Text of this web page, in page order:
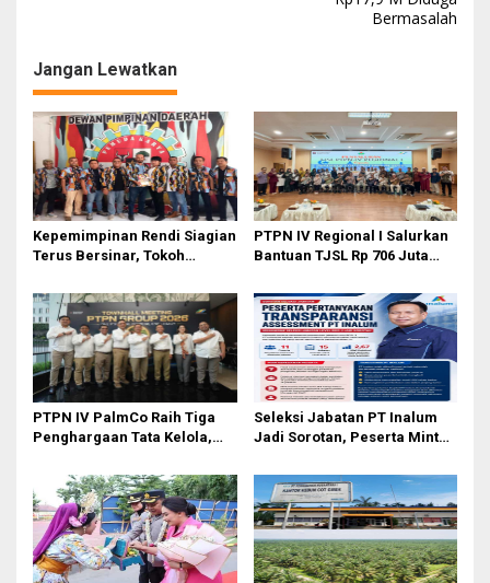
a
s
i
p
o
s
Bermasalah
Jangan Lewatkan
Kepemimpinan Rendi Siagian
Terus Bersinar, Tokoh
MJA Kota Medan
PTPN IV Regional I Salurkan
Bantuan TJSL Rp 706 Juta
Berkelanjutan
PTPN IV PalmCo Raih Tiga
Penghargaan Tata Kelola,
dan Efisiensi
Seleksi Jabatan PT Inalum
Jadi Sorotan, Peserta Minta
Assessment